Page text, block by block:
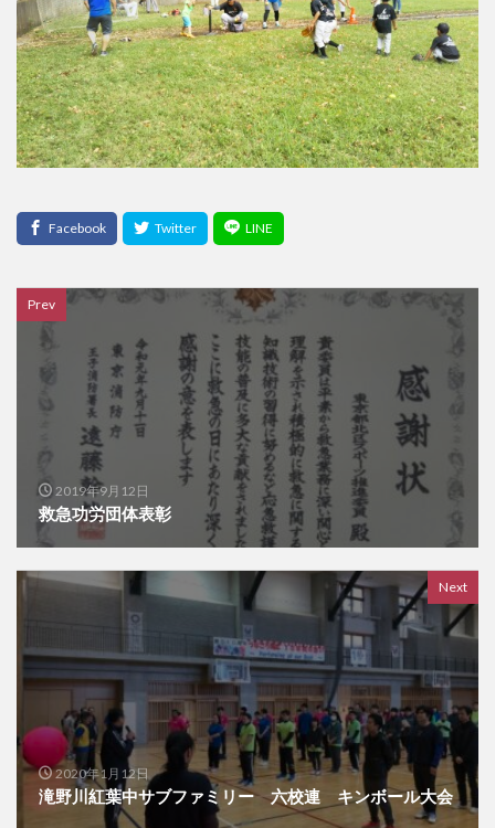
Prev
2019年9月12日
救急功労団体表彰
Next
2020年1月12日
滝野川紅葉中サブファミリー 六校連 キンボール大会